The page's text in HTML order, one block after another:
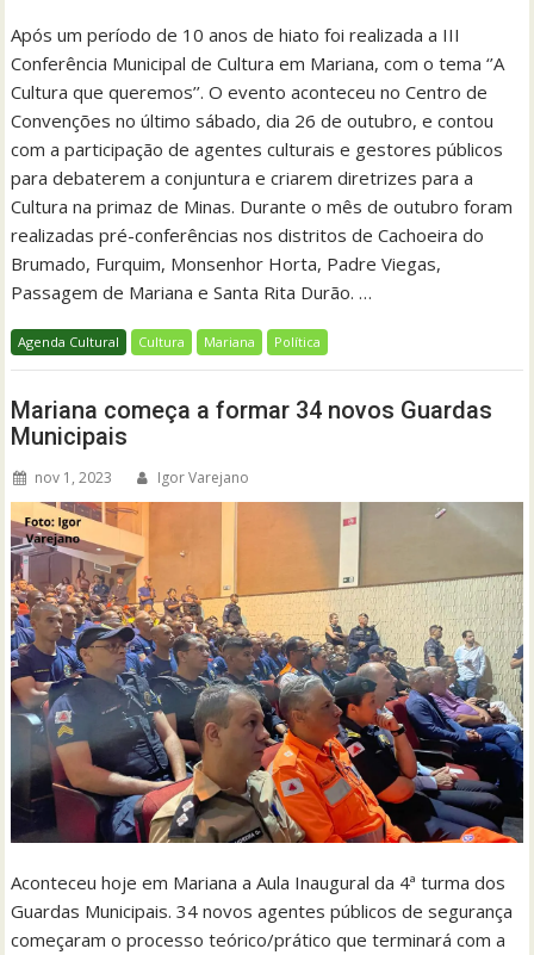
Após um período de 10 anos de hiato foi realizada a III
Conferência Municipal de Cultura em Mariana, com o tema ‘’A
Cultura que queremos’’. O evento aconteceu no Centro de
Convenções no último sábado, dia 26 de outubro, e contou
com a participação de agentes culturais e gestores públicos
para debaterem a conjuntura e criarem diretrizes para a
Cultura na primaz de Minas. Durante o mês de outubro foram
realizadas pré-conferências nos distritos de Cachoeira do
Brumado, Furquim, Monsenhor Horta, Padre Viegas,
Passagem de Mariana e Santa Rita Durão. …
Agenda Cultural Cultura Mariana Política
Mariana começa a formar 34 novos Guardas
Municipais
nov 1, 2023 Igor Varejano
Aconteceu hoje em Mariana a Aula Inaugural da 4ª turma dos
Guardas Municipais. 34 novos agentes públicos de segurança
começaram o processo teórico/prático que terminará com a